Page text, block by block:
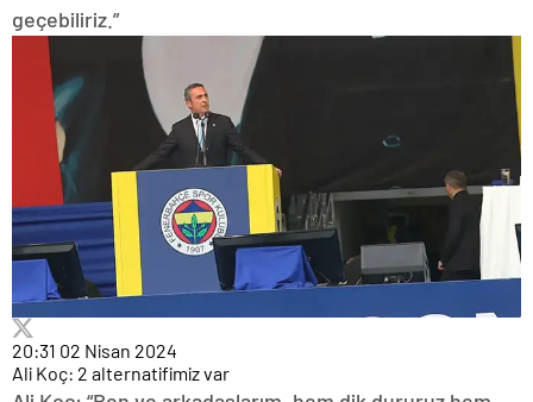
geçebiliriz.”
20:31 02 Nisan 2024
Ali Koç: 2 alternatifimiz var